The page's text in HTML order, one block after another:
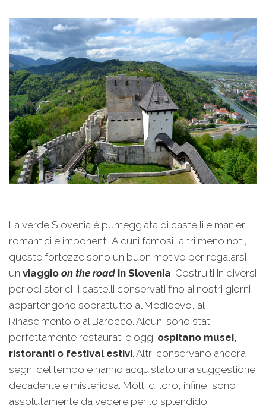
La verde Slovenia è punteggiata di castelli e manieri
romantici e imponenti. Alcuni famosi, altri meno noti,
queste fortezze sono un buon motivo per regalarsi
un viaggio on the road in Slovenia. Costruiti in diversi
periodi storici, i castelli conservati fino ai nostri giorni
appartengono soprattutto al Medioevo, al
Rinascimento o al Barocco. Alcuni sono stati
perfettamente restaurati e oggi ospitano musei,
ristoranti o festival estivi. Altri conservano ancora i
segni del tempo e hanno acquistato una suggestione
decadente e misteriosa. Molti di loro, infine, sono
assolutamente da vedere per lo splendido